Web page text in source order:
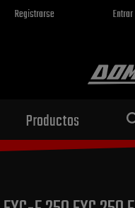
Registrarse Entrar
Productos